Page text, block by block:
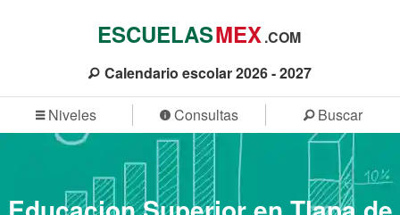
ESCUELASMEX.COM
Calendario escolar 2026 - 2027
Niveles Consultas Buscar